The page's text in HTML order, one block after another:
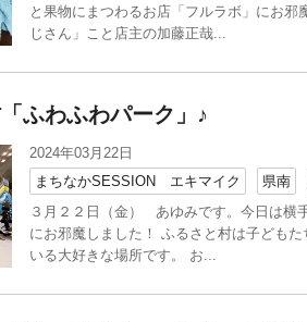
と果物にまつわるお店「フルラボ」にお邪
じさん」こと店主の加藤正哉...
ふわふわパーク」♪
2024年03月22日
まちなかSESSION エキマイク
県南
３月２２日（金） あゆみです。今日は横
にお邪魔しました！ ふるさと村は子ども
いる大好きな場所です。 お...